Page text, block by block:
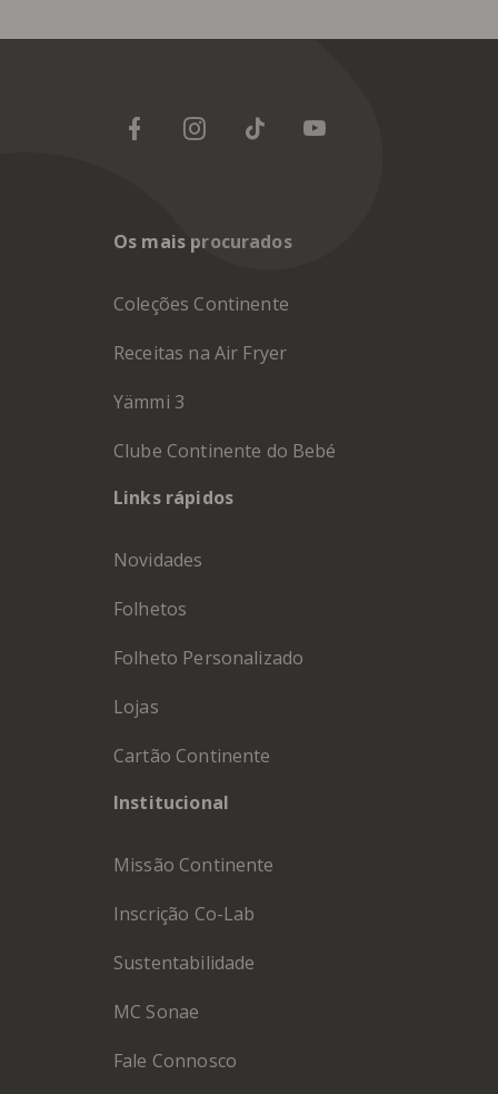
Os mais procurados
Coleções Continente
Receitas na Air Fryer
Yämmi 3
Clube Continente do Bebé
Links rápidos
Novidades
Folhetos
Folheto Personalizado
Lojas
Cartão Continente
Institucional
Missão Continente
Inscrição Co-Lab
Sustentabilidade
MC Sonae
Fale Connosco